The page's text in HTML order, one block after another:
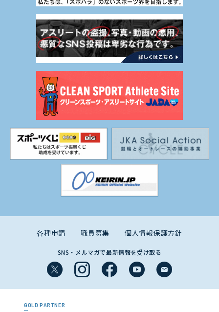
各種申請 職員募集 個人情報保護方針
SNS・メルマガで最新情報を受け取る
GOLD PARTNER